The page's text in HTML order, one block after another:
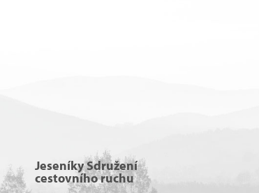
Jeseníky Sdružení
cestovního ruchu